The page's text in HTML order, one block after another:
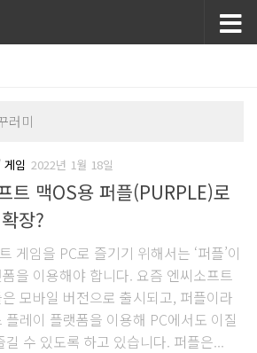
러미
게임 2022년 1월 18일
트 맥OS용 퍼플(PURPLE)로
장?
게임을 PC로 즐기기 위해서는 ‘퍼플’이
을 이용해야 합니다. 요즘 엔씨소프트
모바일 버전으로 출시되고, 퍼플이라
플레이 플랫폼을 이용해 PC에서도 이질
길 수 있도록 하고 있습니다. 퍼플은...